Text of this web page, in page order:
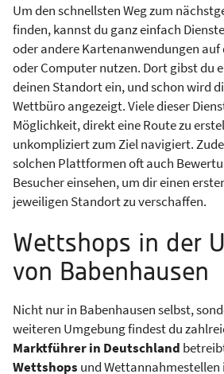
Um den schnellsten Weg zum
finden, kannst du ganz einfach
oder andere Kartenanwendungen
oder Computer nutzen. Dort gibst du
deinen Standort ein, und schon wird
Wettbüro angezeigt. Viele dieser
Möglichkeit, direkt eine Route zu
unkompliziert zum Ziel navigiert.
solchen Plattformen oft auch
Besucher einsehen, um dir einen
jeweiligen Standort zu verschaffen.
Wettshops in der
von Babenhausen
Nicht nur in Babenhausen selbst,
weiteren Umgebung findest du
Marktführer in Deutschland
Wettshops und Wettannahmestellen